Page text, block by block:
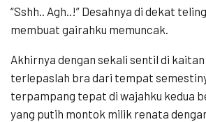
“Sshh.. Agh..!” Desahnya di dekat
membuat gairahku memuncak.
Akhirnya dengan sekali sentil di
terlepaslah bra dari tempat
terpampang tepat di wajahku kedua
yang putih montok milik renata